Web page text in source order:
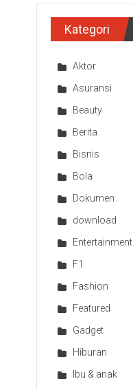
Kategori
Aktor
Asuransi
Beauty
Berita
Bisnis
Bola
Dokumen
download
Entertainment
F1
Fashion
Featured
Gadget
Hiburan
Ibu & anak